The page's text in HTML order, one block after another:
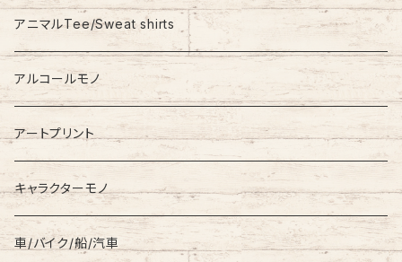
Stadium Jumper
Down Jacket
RALPH LAUREN
TOMMY HILFIGER
Levi’s
アニマルTee/Sweat shirts
アルコールモノ
アートプリント
キャラクターモノ
車/バイク/船/汽車